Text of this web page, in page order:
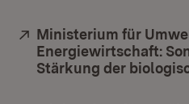
Extern:
Ministerium für
Energiewirtschaft:
Stärkung der